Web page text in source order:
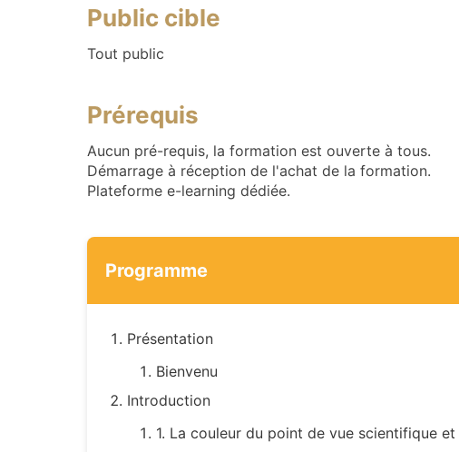
Public cible
Tout public
Prérequis
Aucun pré-requis, la formation est ouverte à tous.
Démarrage à réception de l'achat de la formation.
Plateforme e-learning dédiée.
Programme
Présentation
Bienvenu
Introduction
1. La couleur du point de vue scientifique